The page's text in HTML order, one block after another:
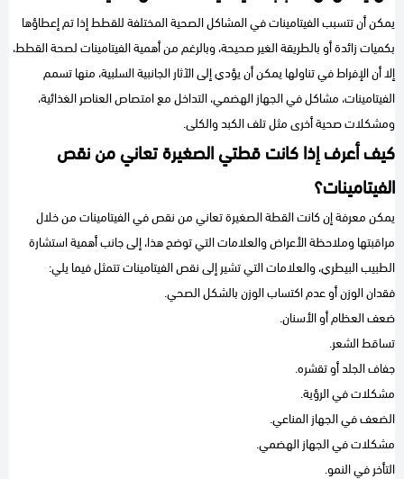
يمكن أن تتسبب الفيتامينات في المشاكل الصحية المختلفة للقطط إذا تم إعطاؤها
بكميات زائدة أو بالطريقة الغير صحيحة، وبالرغم من أهمية الفيتامينات لصحة القطط،
إلا أن الإفراط في تناولها يمكن أن يؤدي إلى الآثار الجانبية السلبية، منها تسمم
الفيتامينات، مشاكل في الجهاز الهضمي، التداخل مع امتصاص العناصر الغذائية،
ومشكلات صحية أخرى مثل تلف الكبد والكلى.
كيف أعرف إذا كانت قطتي الصغيرة تعاني من نقص
الفيتامينات؟
يمكن معرفة إن كانت القطة الصغيرة تعاني من نقص في الفيتامينات من خلال
مراقبتها وملاحظة الأعراض والعلامات التي توضح هذا، إلى جانب أهمية استشارة
الطبيب البيطري، والعلامات التي تشير إلى نقص الفيتامينات تتمثل فيما يلي:
فقدان الوزن أو عدم اكتساب الوزن بالشكل الصحي.
ضعف العظام أو الأسنان.
تساقط الشعر.
جفاف الجلد أو تقشره.
مشكلات في الرؤية.
الضعف في الجهاز المناعي.
مشكلات في الجهاز الهضمي.
التأخر في النمو.